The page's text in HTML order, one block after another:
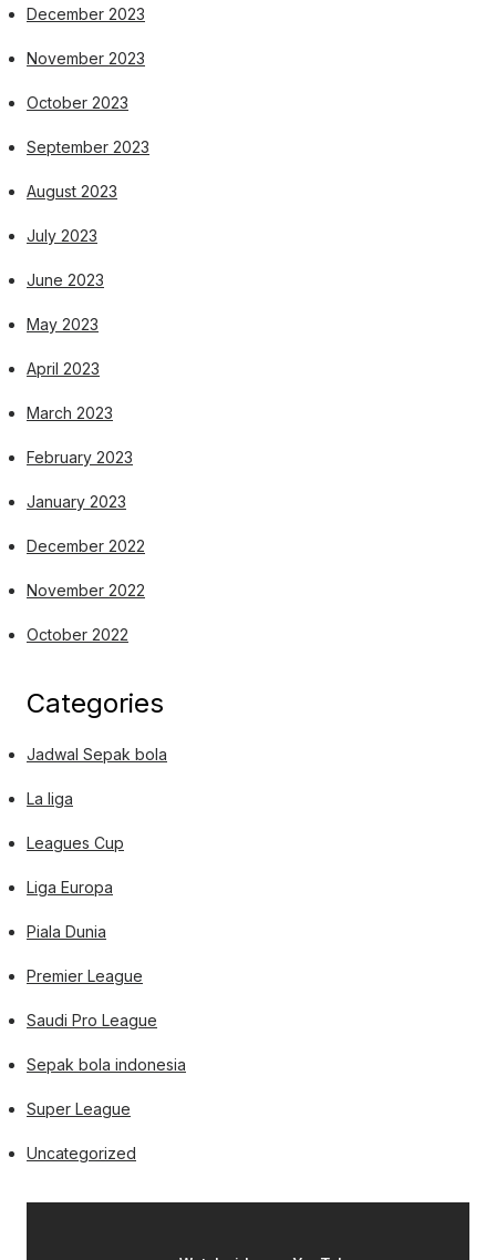
December 2023
November 2023
October 2023
September 2023
August 2023
July 2023
June 2023
May 2023
April 2023
March 2023
February 2023
January 2023
December 2022
November 2022
October 2022
Categories
Jadwal Sepak bola
La liga
Leagues Cup
Liga Europa
Piala Dunia
Premier League
Saudi Pro League
Sepak bola indonesia
Super League
Uncategorized